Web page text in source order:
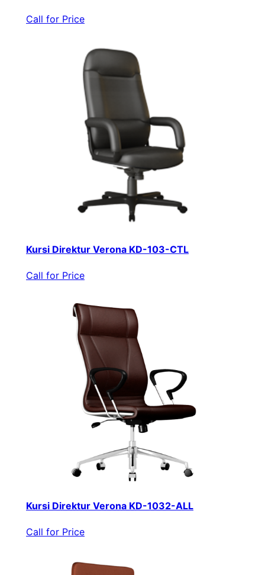
Call for Price
Kursi Direktur Verona KD-103-CTL
Call for Price
Kursi Direktur Verona KD-1032-ALL
Call for Price